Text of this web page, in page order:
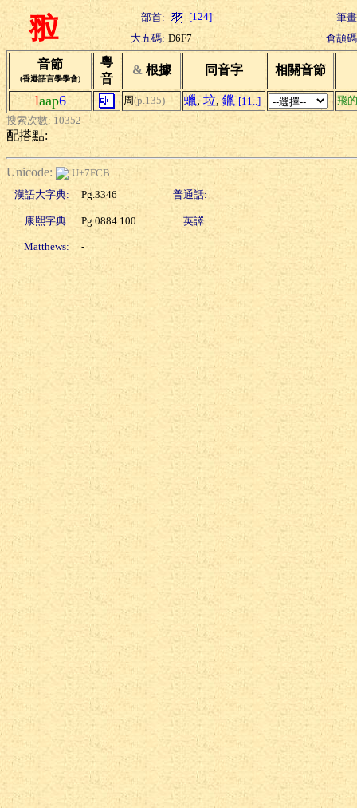
翋 部首: [124]
筆
大五碼: D6F7 倉頡
音節
(香港語言學學會)
粵
音
& 根據 同音字 相關音節
laap6 周(p.135) 蠟, 垃, 鑞 [11..]
飛
搜索次數: 10352
配搭點:
Unicode:
U+7FCB
漢語大字典:
Pg.3346 普通話:
康熙字典: Pg.0884.100 英譯:
Matthews: -